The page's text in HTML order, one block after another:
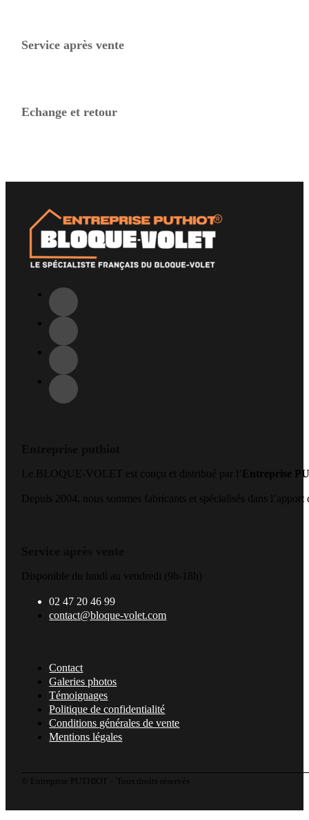
Service après vente
Echange et retour
Le BLOQUE-VOLET est conçu et distribué par l’ Entreprise
Depuis 2004, nous sommes fabricants et spécialisés dans
Disponible du lundi au vendredi (9h-18h)
02 47 20 46 99
contact@bloque-volet.com
Contact
Galeries photos
Témoignages
Politique de confidentialité
Conditions générales de vente
Mentions légales
© Entreprise PUTHIOT – Tous droits réservés